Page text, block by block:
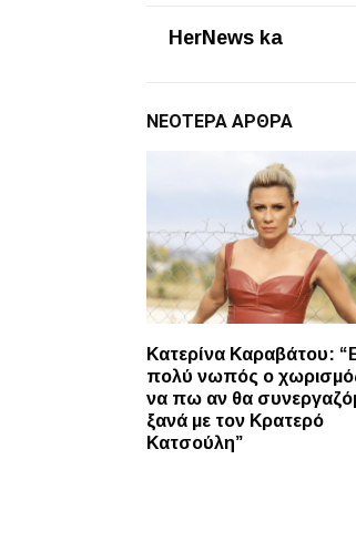
HerNews ka
ΝΕΌΤΕΡΑ ΆΡΘΡΑ
Κατερίνα Καραβάτου:
πολύ νωπός ο
να πω αν θα
ξανά με τον Κρατερό
Κατσούλη”